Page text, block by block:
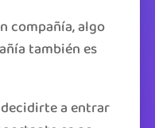
compañía, algo
también es
a entrar